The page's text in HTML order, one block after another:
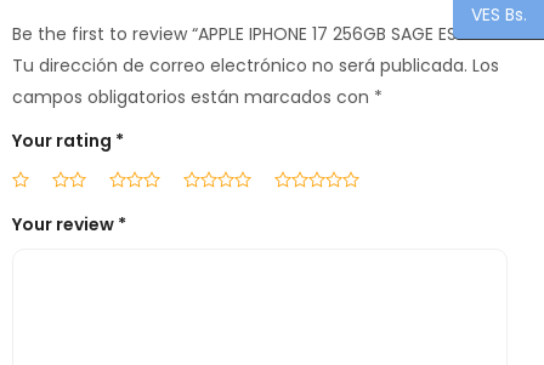
Be the first to review “APPLE IPHONE 17 256GB SAGE ESIM”
Tu dirección de correo electrónico no será publicada. Los
campos obligatorios están marcados con *
Your rating *
Your review *
VES Bs.